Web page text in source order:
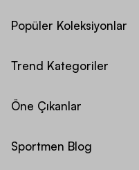
Popüler Koleksiyonlar
Trend Kategoriler
Öne Çıkanlar
Sportmen Blog